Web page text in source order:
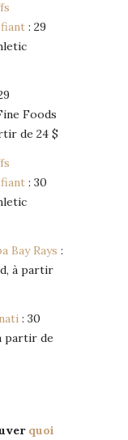
: 29
Foods
de 24 $
: 30
Bay Rays :
à partir
: 30
partir de
quoi